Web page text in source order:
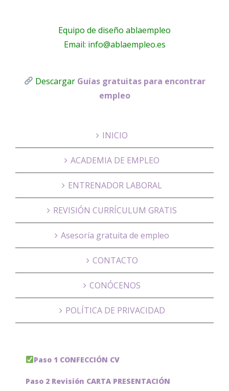
Equipo de diseño ablaempleo
Email: info@ablaempleo.es
Descargar Guías gratuitas para encontrar
empleo
INICIO
ACADEMIA DE EMPLEO
ENTRENADOR LABORAL
REVISIÓN CURRÍCULUM GRATIS
Asesoría gratuita de empleo
CONTACTO
CONÓCENOS
POLÍTICA DE PRIVACIDAD
Paso 1 CONFECCIÓN CV
Paso 2 Revisión CARTA PRESENTACIÓN